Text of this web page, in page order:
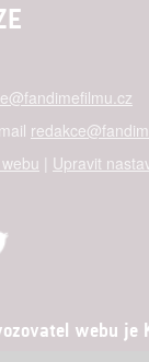
| Upravit
webu je